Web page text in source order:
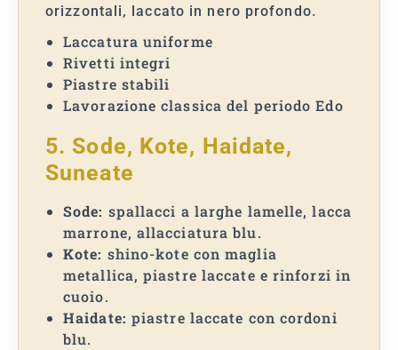
orizzontali, laccato in nero profondo.
Laccatura uniforme
Rivetti integri
Piastre stabili
Lavorazione classica del periodo Edo
5. Sode, Kote, Haidate,
Suneate
Sode: spallacci a larghe lamelle, lacca
marrone, allacciatura blu.
Kote: shino-kote con maglia
metallica, piastre laccate e rinforzi in
cuoio.
Haidate: piastre laccate con cordoni
blu.